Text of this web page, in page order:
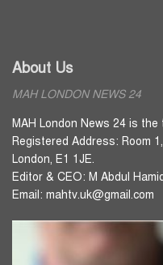
About Us
MAH LONDON NEWS 24
MAH London News 24 is
Registered Address: Room
London, E1 1JE.
Editor & CEO: M Abdul
Email: mahtv.uk@gmail.com